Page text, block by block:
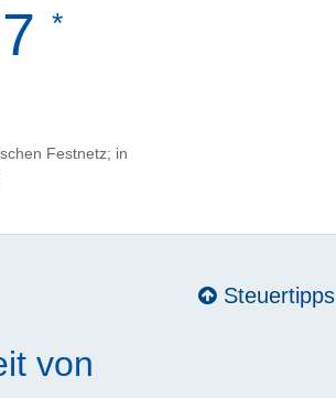
*
Festnetz; in
von
Steuertipps